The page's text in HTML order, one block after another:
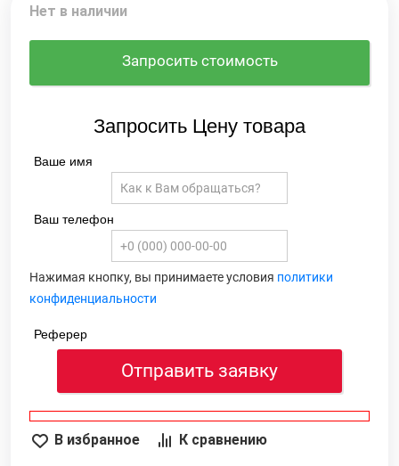
Нет в наличии
Запросить стоимость
Запросить Цену товара
Ваше имя
Ваш телефон
Нажимая кнопку, вы принимаете условия политики
конфиденциальности
Реферер
Отправить заявку
В избранное К сравнению